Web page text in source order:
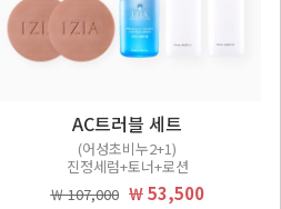
AC트러블 세트
(어성초비누2+1)
진정세럼+토너+로션
￦ 107,000 ￦ 53,500